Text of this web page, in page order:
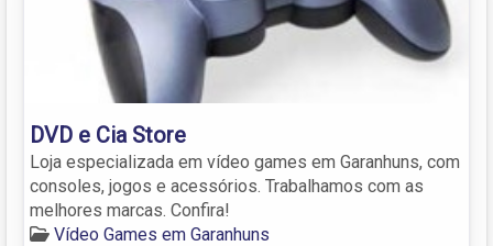
DVD e Cia Store
Loja especializada em vídeo games em Garanhuns, com
consoles, jogos e acessórios. Trabalhamos com as
melhores marcas. Confira!
Vídeo Games em Garanhuns